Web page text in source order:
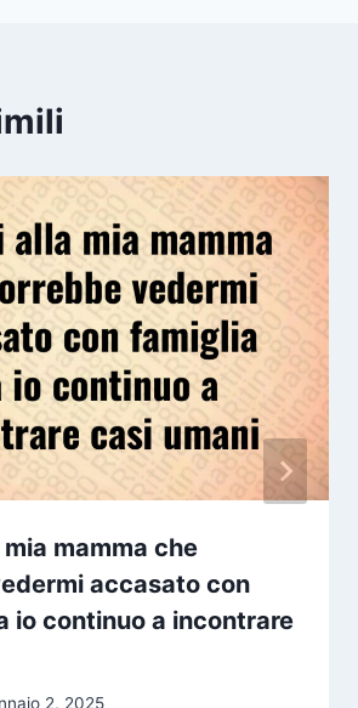
mamma che
accasato con
io continuo a incontrare
2, 2025